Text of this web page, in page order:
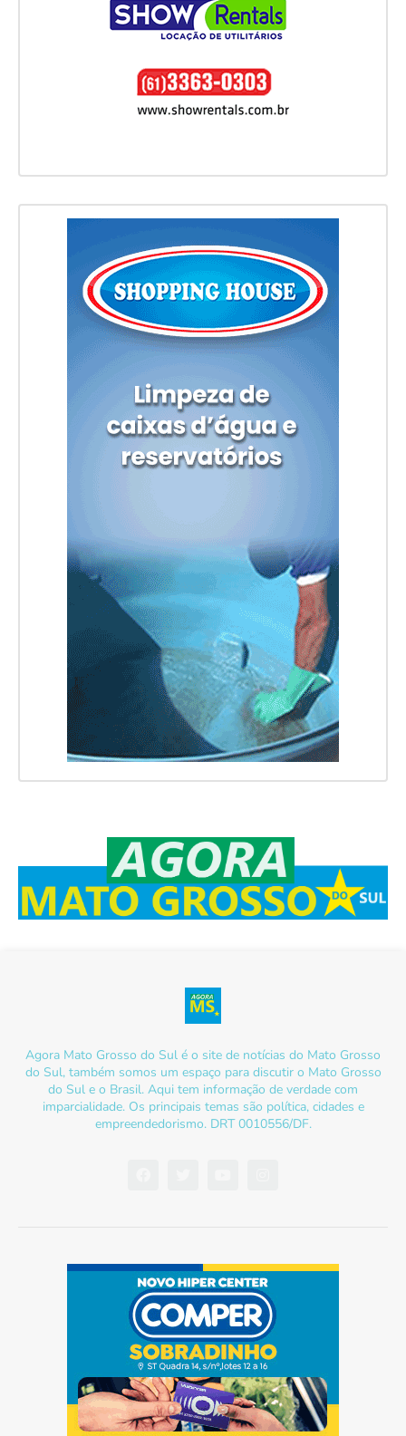
Agora Mato Grosso do Sul é o site de notícias do Mato Grosso
do Sul, também somos um espaço para discutir o Mato Grosso
do Sul e o Brasil. Aqui tem informação de verdade com
imparcialidade. Os principais temas são política, cidades e
empreendedorismo. DRT 0010556/DF.